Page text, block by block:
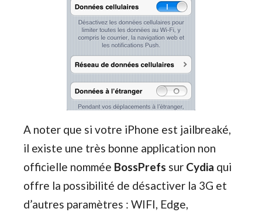
A noter que si votre iPhone est jailbreaké,
il existe une très bonne application non
officielle nommée BossPrefs sur Cydia qui
offre la possibilité de désactiver la 3G et
d’autres paramètres : WIFI, Edge,